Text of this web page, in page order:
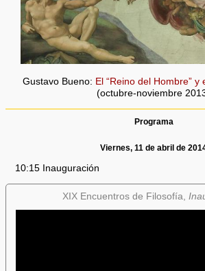
Gustavo Bueno: El “Reino del Hombre”
(octubre-noviembre
Programa
Viernes, 11 de abril de
10:15 Inauguración
XIX Encuentros de Filosofía,